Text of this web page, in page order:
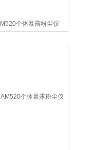
个体暴露粉尘仪